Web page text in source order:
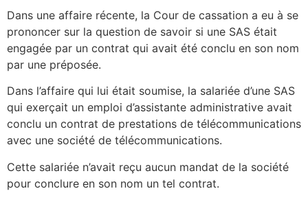
Dans une affaire récente, la Cour de cassation a eu à se
prononcer sur la question de savoir si une SAS était
engagée par un contrat qui avait été conclu en son nom
par une préposée.
Dans l’affaire qui lui était soumise, la salariée d’une SAS
qui exerçait un emploi d’assistante administrative avait
conclu un contrat de prestations de télécommunications
avec une société de télécommunications.
Cette salariée n’avait reçu aucun mandat de la société
pour conclure en son nom un tel contrat.